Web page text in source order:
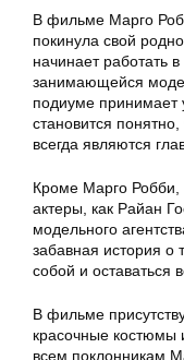
В фильме Марго
покинула свой
начинает работать
занимающейся
подиуме принимает
становится
всегда являются
Кроме Марго Робби,
актеры, как Райан
модельного
забавная история о
собой и оставаться
В фильме
красочные костюмы
всем поклонникам